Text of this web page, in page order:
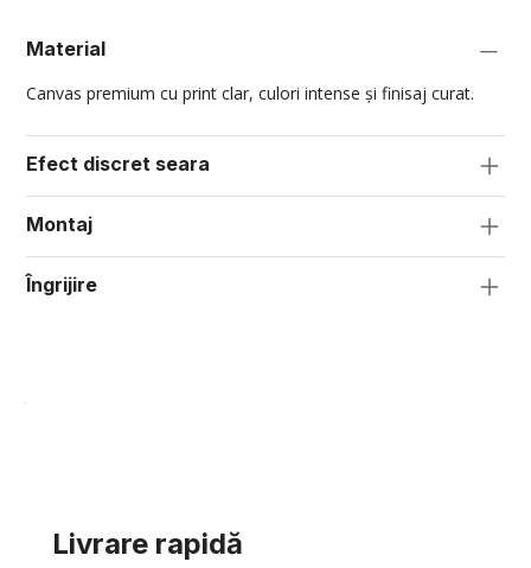
Material
Canvas premium cu print clar, culori intense și finisaj curat.
Efect discret seara
Montaj
Îngrijire
Livrare rapidă